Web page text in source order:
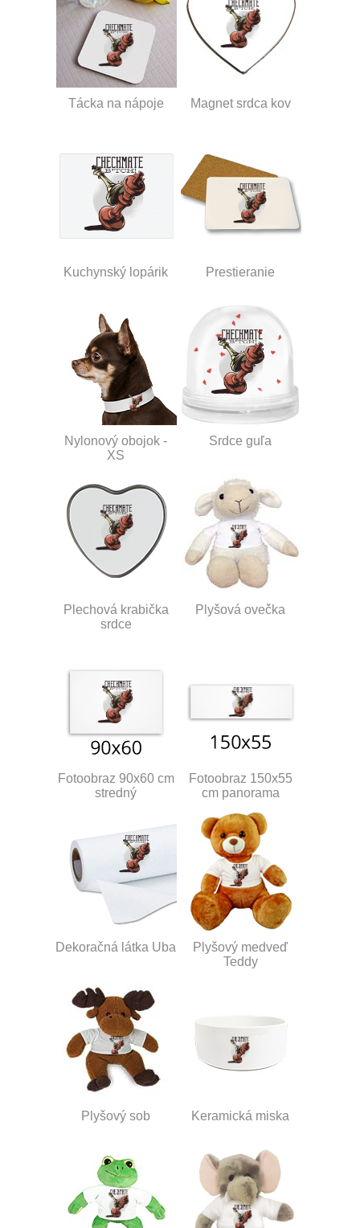
Tácka na nápoje Magnet srdca kov
Kuchynský lopárik Prestieranie
Nylonový obojok -
XS
Srdce guľa
Plechová krabička
srdce
Plyšová ovečka
Fotoobraz 90x60 cm
stredný
Fotoobraz 150x55
cm panorama
Dekoračná látka Uba
Plyšový medveď
Teddy
Plyšový sob Keramická miska